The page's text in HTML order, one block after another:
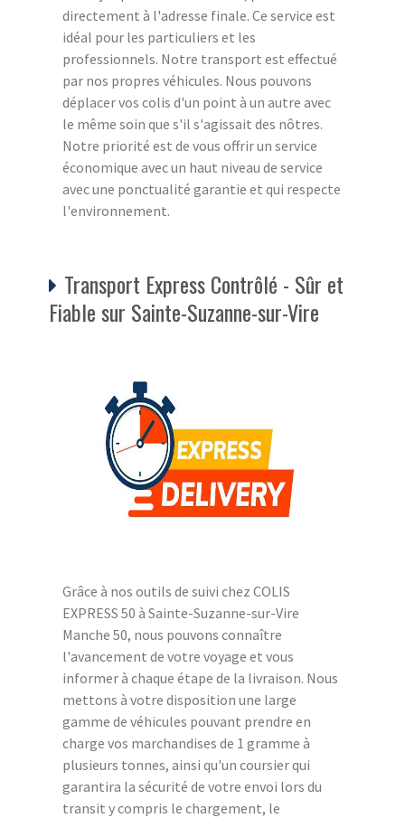
directement à l'adresse finale. Ce service est
idéal pour les particuliers et les
professionnels. Notre transport est effectué
par nos propres véhicules. Nous pouvons
déplacer vos colis d'un point à un autre avec
le même soin que s'il s'agissait des nôtres.
Notre priorité est de vous offrir un service
économique avec un haut niveau de service
avec une ponctualité garantie et qui respecte
l'environnement.
Transport Express Contrôlé - Sûr et
Fiable sur Sainte-Suzanne-sur-Vire
Grâce à nos outils de suivi chez COLIS
EXPRESS 50 à Sainte-Suzanne-sur-Vire
Manche 50, nous pouvons connaître
l'avancement de votre voyage et vous
informer à chaque étape de la livraison. Nous
mettons à votre disposition une large
gamme de véhicules pouvant prendre en
charge vos marchandises de 1 gramme à
plusieurs tonnes, ainsi qu'un coursier qui
garantira la sécurité de votre envoi lors du
transit y compris le chargement, le